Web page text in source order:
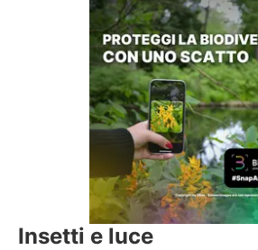
Insetti e luce